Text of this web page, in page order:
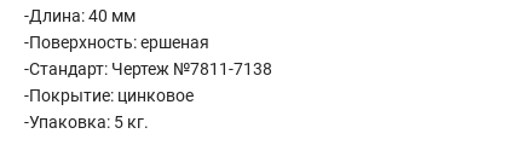
-Длина: 40 мм
-Поверхность: ершеная
-Стандарт: Чертеж №7811-7138
-Покрытие: цинковое
-Упаковка: 5 кг.